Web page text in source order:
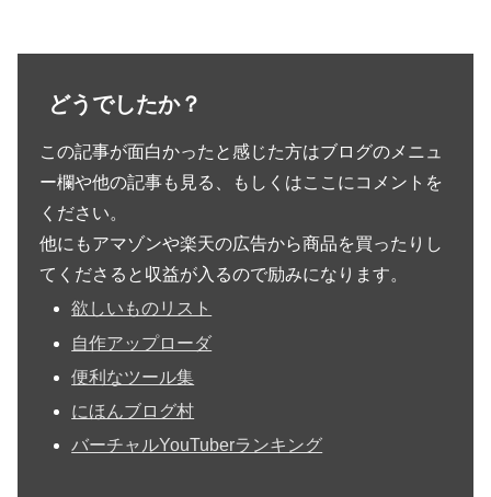
どうでしたか？
この記事が面白かったと感じた方はブログのメニュ
ー欄や他の記事も見る、もしくはここにコメントを
ください。
他にもアマゾンや楽天の広告から商品を買ったりし
てくださると収益が入るので励みになります。
欲しいものリスト
自作アップローダ
便利なツール集
にほんブログ村
バーチャルYouTuberランキング